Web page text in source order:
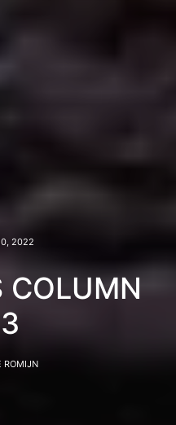
2022
COLUMN
ROMIJN